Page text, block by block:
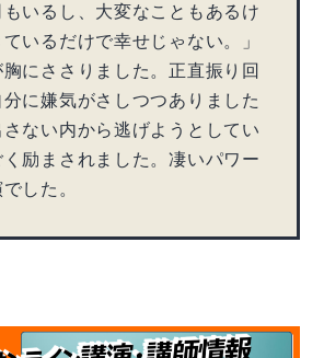
もいるし、大変なこともあるけ
いるだけで幸せじゃない。」
にささりました。正直振り回
に嫌気がさしつつありました
ない内から逃げようとしてい
励まされました。凄いパワー
した。